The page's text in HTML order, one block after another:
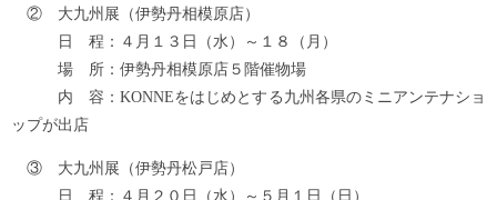
② 大九州展（伊勢丹相模原店）
日 程：４月１３日（水）～１８（月）
場 所：伊勢丹相模原店５階催物場
内 容：KONNEをはじめとする九州各県のミニアンテナショ
ップが出店
③ 大九州展（伊勢丹松戸店）
日 程：４月２０日（水）～５月１日（日）